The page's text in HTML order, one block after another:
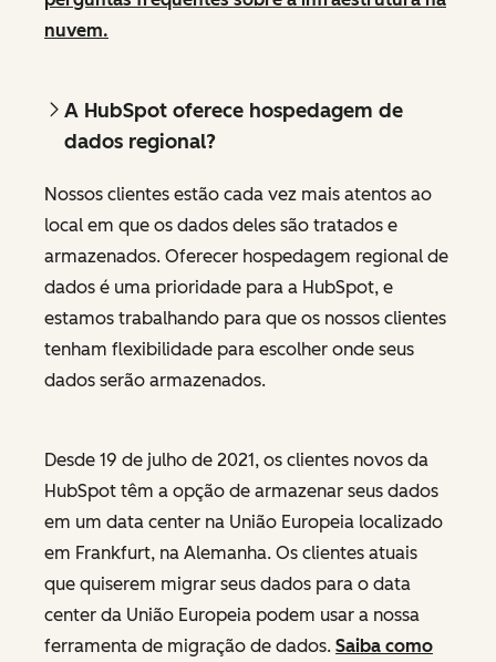
nuvem.
A HubSpot oferece hospedagem de
dados regional?
Nossos clientes estão cada vez mais atentos ao
local em que os dados deles são tratados e
armazenados. Oferecer hospedagem regional de
dados é uma prioridade para a HubSpot, e
estamos trabalhando para que os nossos clientes
tenham flexibilidade para escolher onde seus
dados serão armazenados.
Desde 19 de julho de 2021, os clientes novos da
HubSpot têm a opção de armazenar seus dados
em um data center na União Europeia localizado
em Frankfurt, na Alemanha. Os clientes atuais
que quiserem migrar seus dados para o data
center da União Europeia podem usar a nossa
ferramenta de migração de dados. Saiba como